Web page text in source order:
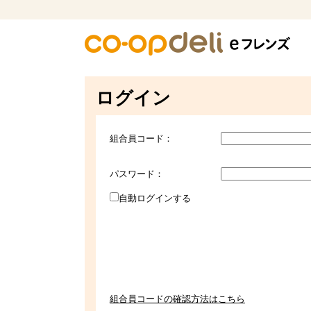
ログイン
組合員コード：
パスワード：
自動ログインする
組合員コードの確認方法はこちら